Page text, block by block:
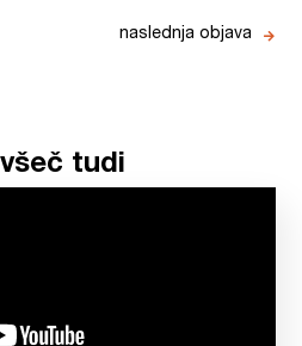
naslednja objava
tudi